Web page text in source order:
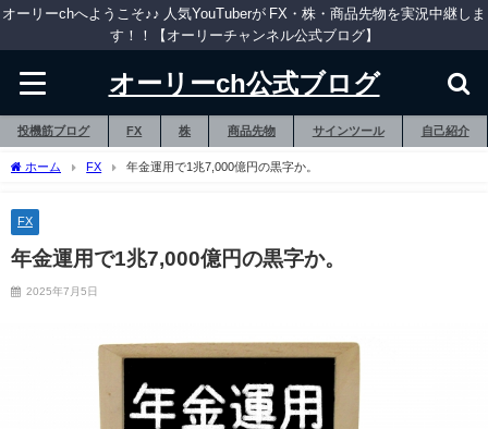
オーリーchへようこそ♪♪ 人気YouTuberが FX・株・商品先物を実況中継しま
す！！【オーリーチャンネル公式ブログ】
オーリーch公式ブログ
投機筋ブログ FX 株 商品先物 サインツール 自己紹介
ホーム FX 年金運用で1兆7,000億円の黒字か。
FX
年金運用で1兆7,000億円の黒字か。
2025年7月5日